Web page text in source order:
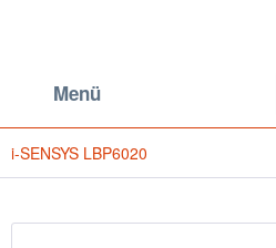
Menü
i-SENSYS LBP6020